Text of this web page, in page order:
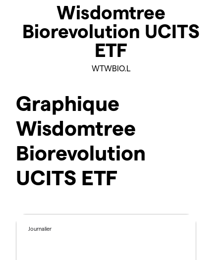
Wisdomtree
Biorevolution UCITS
ETF
WTWBIO.L
Graphique
Wisdomtree
Biorevolution
UCITS ETF
Journalier